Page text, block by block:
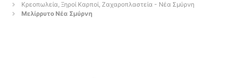
Κρεοπωλεία, Ξηροί Καρποί, Ζαχαροπλαστεία - Νέα Σμύρνη
Μελίρρυτο Νέα Σμύρνη